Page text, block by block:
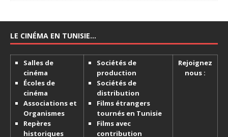
LE CINÉMA EN TUNISIE…
Salles de
cinéma
Écoles de
cinéma
Associations et
Organismes
Repères
historiques
Sociétés de
production
Sociétés de
distribution
Films étrangers
tournés en Tunisie
Films avec
contribution
Rejoignez
nous :